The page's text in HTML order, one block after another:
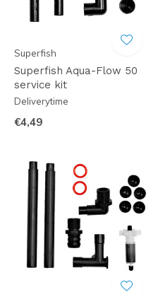
Superfish
Superfish Aqua-Flow 50
service kit
Deliverytime
€4,49